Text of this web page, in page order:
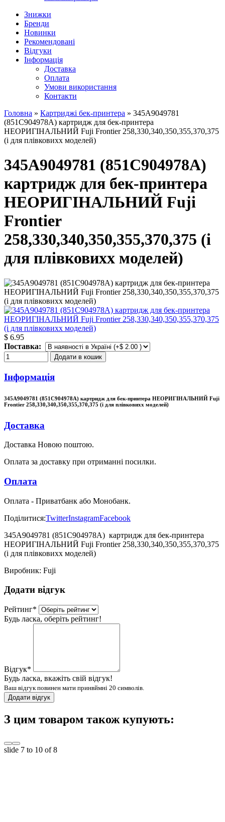
Знижки
Бренди
Новинки
Рекомендовані
Відгуки
Інформація
Доставка
Оплата
Умови використання
Контакти
Головна » Картриджі бек-принтера » 345A9049781
(851C904978A) картридж для бек-принтера
НЕОРИГІНАЛЬНИЙ Fuji Frontier 258,330,340,350,355,370,375
(і для плівковихх моделей)
345A9049781 (851C904978A)
картридж для бек-принтера
НЕОРИГІНАЛЬНИЙ Fuji
Frontier
258,330,340,350,355,370,375 (і
для плівковихх моделей)
$ 6.95
Поставка:
Додати в кошик
Інформація
345A9049781 (851C904978A) картридж для бек-принтера НЕОРИГІНАЛЬНИЙ Fuji
Frontier 258,330,340,350,355,370,375 (і для плівковихх моделей)
Доставка
Доставка Новою поштою.
Оплата за доставку при отриманні посилки.
Оплата
Оплата - Приватбанк або Монобанк.
Поділитися:TwitterInstagramFacebook
345A9049781 (851C904978A) картридж для бек-принтера
НЕОРИГІНАЛЬНИЙ Fuji Frontier 258,330,340,350,355,370,375
(і для плівковихх моделей)
Виробник: Fuji
Додати відгук
Рейтинг*
Будь ласка, оберіть рейтинг!
Відгук*
Будь ласка, вкажіть свій відгук!
Ваш відгук повинен мати принвймні 20 символів.
Додати відгук
З цим товаром також купують:
slide 7 to 10 of 8